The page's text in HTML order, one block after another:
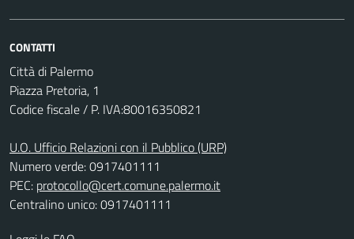
CONTATTI
Città di Palermo
Piazza Pretoria, 1
Codice fiscale / P. IVA:80016350821
U.O. Ufficio Relazioni con il Pubblico (URP)
Numero verde: 0917401111
PEC: protocollo@cert.comune.palermo.it
Centralino unico: 0917401111